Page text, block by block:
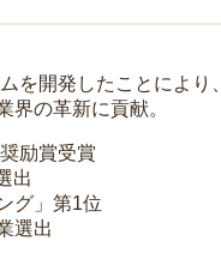
を開発したことによ
界の革新に貢献。
励賞受賞
出
グ」第1位
選出